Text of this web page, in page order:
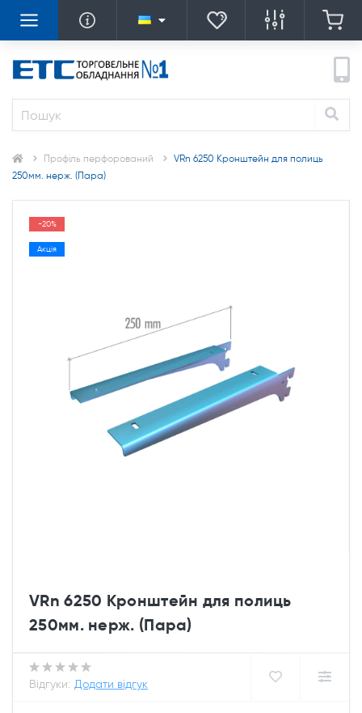
Профіль перфорований
VRn 6250 Кронштейн для полиць
250мм. нерж. (Пара)
-20%
Акція
VRn 6250 Кронштейн для полиць
250мм. нерж. (Пара)
Відгуки: Додати відгук